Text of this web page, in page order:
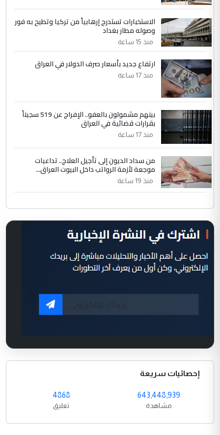
الاستخبارات تستدرج إرهابياً من تركيا وتطيح به فور
وصوله مطار بغداد
منذ 15 ساعة
ارتفاع جديد بأسعار صرف الدولار في العراق
منذ 17 ساعة
بينهم مشمولون بالعفو.. الإفراج عن 519 سجيناً
بقرارات قضائية في العراق
منذ 17 ساعة
من سداد الديون إلى تأجيل العلاج.. تداعيات
موجعة لأزمة الرواتب داخل البيوت العراق...
منذ 19 ساعة
إحصائيات سريعة
643,448,939
مشاهدة
4868
تعليق